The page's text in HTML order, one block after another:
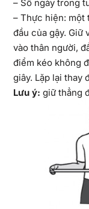
– Số ngày trong
– Thực hiện: một
đầu của gậy. Giữ
vào thân người,
điểm kéo không
giây. Lặp lại thay
Lưu ý: giữ thẳng